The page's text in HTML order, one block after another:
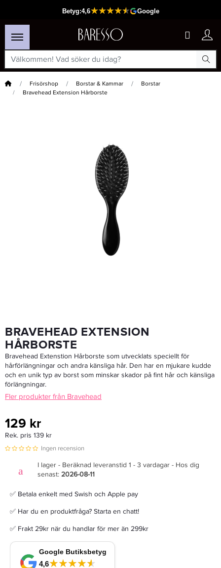
Hem Frisörshop Borstar & Kammar
Borstar
Bravehead Extension Hårborste
Krest 5 - Hårkam
33,15 kr
BRAVEHEAD EXTENSION
HÅRBORSTE
Bravehead Extenstion Hårborste som utvecklats speciellt för
hårförlängningar och andra känsliga hår. Den har en mjukare kudde
och en unik typ av borst som minskar skador på fint hår och känsliga
förlängningar.
Fler produkter från Bravehead
129 kr
Rek. pris 139 kr
Ingen recension
I lager - Beräknad leveranstid 1 - 3 vardagar - Hos dig
senast: 2026-08-11
✅ Betala enkelt med Swish och Apple pay
✅ Har du en produktfråga? Starta en chatt!
✅ Frakt 29kr när du handlar för mer än 299kr